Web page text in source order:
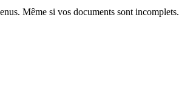
Même si vos documents sont incomplets.